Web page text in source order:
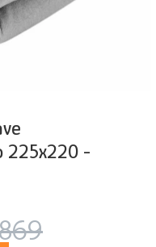
225x220 -